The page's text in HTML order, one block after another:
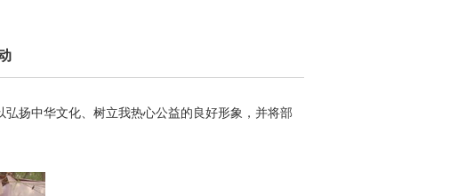
扬中华文化、树立我热心公益的良好形象，并将部